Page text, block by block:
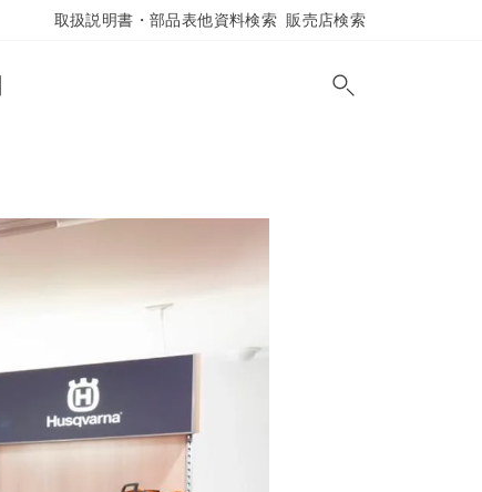
取扱説明書・部品表他資料検索 販売店検索